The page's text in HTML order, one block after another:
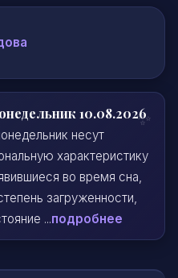
10.08.2026
несут
характеристику
во время сна,
загруженности,
...подробнее